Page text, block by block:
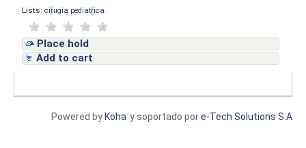
Lists: cirugia pediatrica
Place hold
Add to cart
y soportado pore-Tech Solutions S.A
Powered by Koha